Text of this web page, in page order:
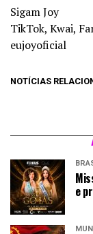
Sigam Joy
TikTok, Kwai,
eujoyoficial
NOTÍCIAS
e